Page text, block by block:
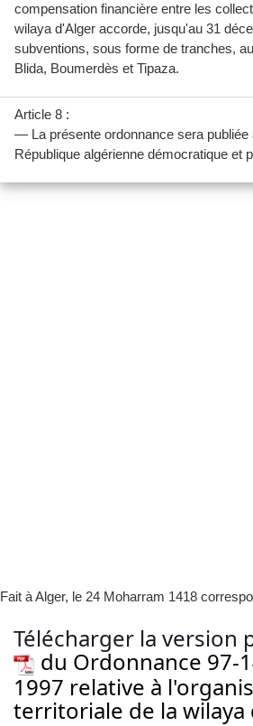
compensation financière entre les
wilaya d'Alger accorde, jusqu'au 31
subventions, sous forme de tranches,
Blida, Boumerdès et Tipaza.
Article 8 :
— La présente ordonnance sera publiée
République algérienne démocratique et
Fait à Alger, le 24 Moharram 1418
Télécharger la version
du Ordonnance 97-
1997 relative à
territoriale de la wilaya